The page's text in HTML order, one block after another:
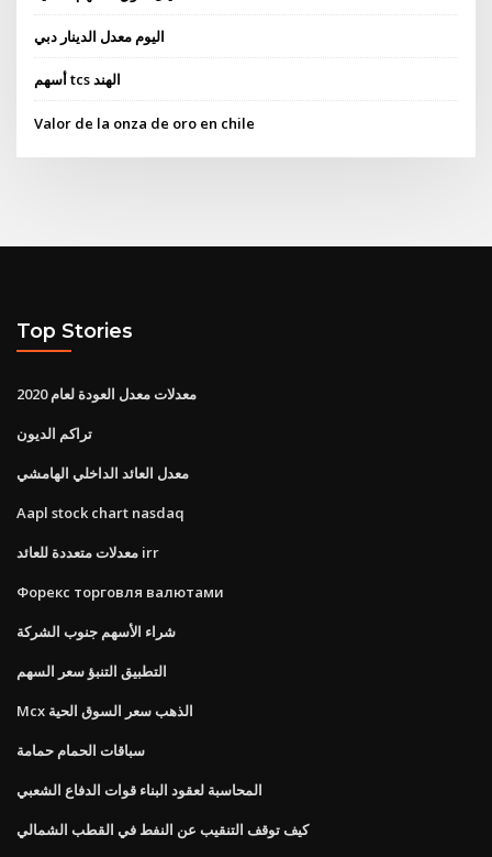
اليوم معدل الدينار دبي
أسهم tcs الهند
Valor de la onza de oro en chile
Top Stories
معدلات معدل العودة لعام 2020
تراكم الديون
معدل العائد الداخلي الهامشي
Aapl stock chart nasdaq
معدلات متعددة للعائد irr
Форекс торговля валютами
شراء الأسهم جنوب الشركة
التطبيق التنبؤ سعر السهم
Mcx الذهب سعر السوق الحية
سباقات الحمام حمامة
المحاسبة لعقود البناء قوات الدفاع الشعبي
كيف توقف التنقيب عن النفط في القطب الشمالي